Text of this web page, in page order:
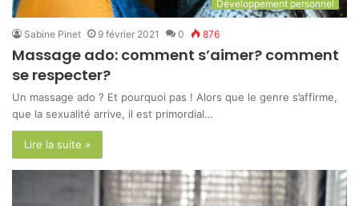
Développement personnel
Sabine Pinet 9 février 2021 0 876
Massage ado: comment s’aimer? comment
se respecter?
Un massage ado ? Et pourquoi pas ! Alors que le genre s’affirme,
que la sexualité arrive, il est primordial…
Lire la suite »